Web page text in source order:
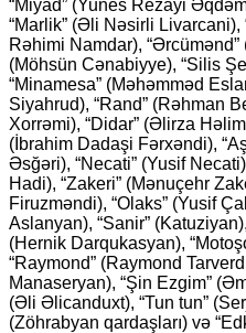
“Miyad” (Yunes Rezayi
“Marlik” (Əli Nəsirli Livarcani),
Rəhimi Namdar),
(Möhsün Cənabiyye), “Silis
“Minamesa” (Məhəmməd
Siyahrud), “Rand” (Rəhman
Xorrəmi), “Didar” (Əlirza
(İbrahim Dadaşi Fərxəndi),
Əsğəri), “Necati” (Yusif
Hadi), “Zakeri” (Mənuçehr
Firuzməndi), “Olaks” (Yusif
Aslanyan), “Sanir”
(Hernik Darqukasyan),
“Raymond” (Raymond
Manaseryan), “Şin Ezgim”
(Əli Əlicanduxt), “Tun tun”
(Zöhrabyan qardaşları) və